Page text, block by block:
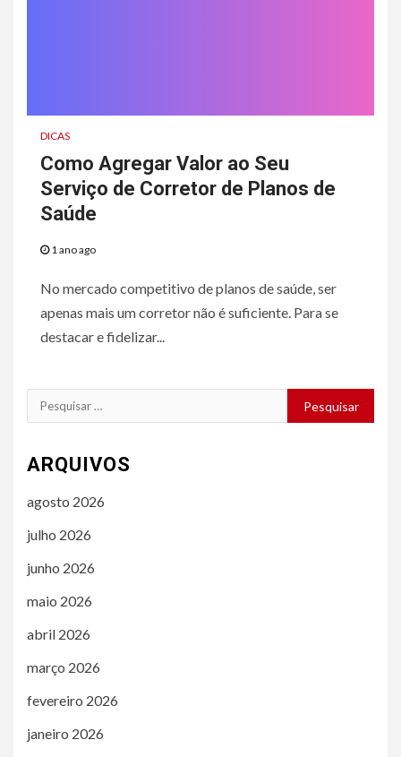
DICAS
Como Agregar Valor ao Seu
Serviço de Corretor de Planos de
Saúde
1 ano ago
No mercado competitivo de planos de saúde, ser
apenas mais um corretor não é suficiente. Para se
destacar e fidelizar...
Pesquisar
por:
ARQUIVOS
agosto 2026
julho 2026
junho 2026
maio 2026
abril 2026
março 2026
fevereiro 2026
janeiro 2026